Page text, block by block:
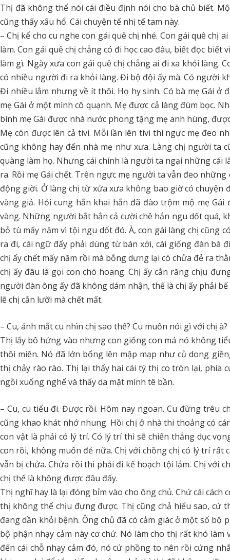
Thị đã không thể nói cái điều định nói cho bà chủ biết.
cũng thấy xấu hổ. Cái chuyện tế nhị tế tam này.
– Chị kể cho cu nghe con gái quê chị nhé. Con gái quê chị
làm. Con gái quê chị chẳng có đi học cao đâu, biết đọc
làm gì. Ngày xưa con gái quê chị chẳng ai đi xa khỏi
có nhiều người đi ra khỏi làng. Đi bộ đội ấy mà. Có người
Đi nhiều lắm nhưng về ít thôi. Họ hy sinh. Có bà mẹ Gái ở
mẹ Gái ở một mình cô quạnh. Mẹ được cả làng đùm bọc.
bình mẹ Gái được nhà nước phong tặng mẹ anh hùng,
Mẹ còn được lên cả tivi. Mỗi lần lên tivi thì ngực mẹ đeo
cũng không hay đến nhà mẹ như xưa. Làng chị người ta
quàng làm họ. Nhưng cái chính là người ta ngại những
ra. Rồi mẹ Gái chết. Trên ngực mẹ người ta vẫn đeo
động giời. Ở làng chị từ xửa xưa không bao giờ có
vàng giả. Hỏi cung hắn khai hắn đã đào trộm mộ mẹ
vàng. Những người bắt hắn cả cười chê hắn ngu dốt quá,
bỏ tù mấy năm vì tội ngu dốt đó. À, con gái làng chị cũng
ra đi, cái ngữ đấy phải dùng từ bán xới, cái giống đàn bà
chị ấy chết mấy năm rồi mà bỗng dưng lại có chửa đẻ ra
chị ấy đâu là gọi con chó hoang. Chị ấy cắn răng chịu
người đàn ông ấy đã không dám nhận, thế là chị ấy phải
lẽ chị cắn lưỡi mà chết mất.
– Cu, ánh mắt cu nhìn chị sao thế? Cu muốn nói gì với chị
Thị lấy bô hứng vào nhưng con giống con má nó không
thôi miên. Nó đã lớn bổng lên mập mạp như củ dong
thị chảy rào rào. Thị lại thấy hai cái tý thị co tròn lại, phía
ngồi xuống nghế và thấy da mặt mình tê bần.
– Cu, cu tiểu đi. Được rồi. Hôm nay ngoan. Cu đừng trêu
cũng khao khát nhớ nhung. Hồi chị ở nhà thi thoảng có
con vật là phải có lý trí. Có lý trí thì sẽ chiến thắng dục
con rồi, không muốn đẻ nữa. Chị với chồng chị có lý trí
vẫn bị chửa. Chửa rồi thì phải đi kế hoạch tội lắm. Chị với
chị thế là không được đâu đấy.
Thị nghĩ hay là lại đóng bỉm vào cho ông chủ. Chứ cái
thị không thể chịu đựng được. Thị cũng chả hiểu sao, cứ
đang dần khỏi bệnh. Ông chủ đã có cảm giác ở một số bộ
bộ phận nhạy cảm này cơ chứ. Nó làm cho thị rất khó
đến cái chỗ nhạy cảm đó, nó cứ phồng to nên rồi cứng